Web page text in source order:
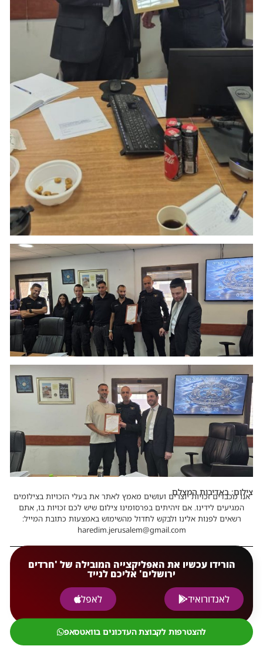
צילום: באדיבות המצלם
אנו מכבדים זכויות יוצרים ועושים מאמץ לאתר את בעלי הזכויות בצילומים
המגיעים לידינו. אם זיהיתים בפרסומינו צילום שיש לכם זכויות בו, אתם
רשאים לפנות אלינו ולבקש לחדול מהשימוש באמצעות כתובת המייל:
haredim.jerusalem@gmail.com
הורידו עכשיו את האפליקצייה המובילה של 'חרדים
ירושלים' אליכם לנייד
לאנדורואיד
לאפל
להצטרפות לקבוצת העדכונים בוואטסאפ